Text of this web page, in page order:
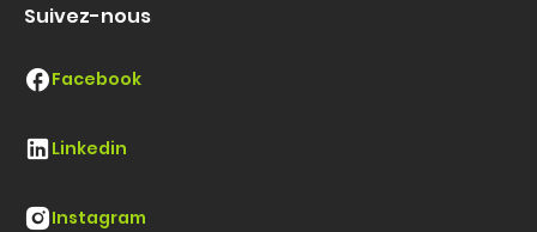
Suivez-nous
Facebook
Linkedin
Instagram